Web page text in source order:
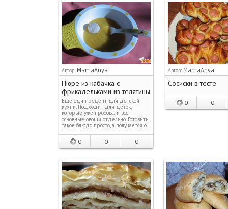
Автор: MamaAnya
Пюре из кабачка с
фрикадельками из телятины
Еще один рецепт для детской
кухни. Подходит для деток,
которые уже пробовали все
основные овощи отдельно. Готовить
такое блюдо просто, а получается о…
0 0 0
Автор: MamaAnya
Сосиски в тесте
0 0